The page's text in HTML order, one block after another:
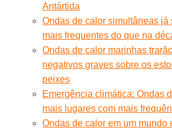
Antártida
Ondas de calor simultâneas já
mais frequentes do que na
Ondas de calor marinhas
negativos graves sobre os
peixes
Emergência climática: Ondas
mais lugares com mais
Ondas de calor em um mundo